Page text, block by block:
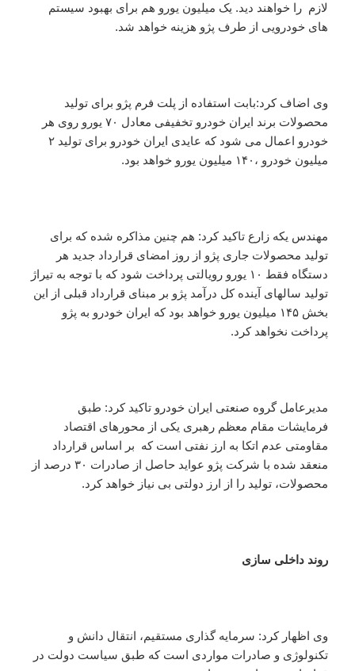
لازم را خواهند دید. یک میلیون یورو هم برای بهبود سیستم
های خودرویی از طرف پ‍ژو هزینه خواهد شد.
وی اضاف کرد:بابت استفاده از پلت فرم پژو برای تولید
محصولات برند ایران خودرو تخفیفی معادل ۷۰ یورو روی هر
خودرو اعمال می شود که عایدی ایران خودرو برای تولید ۲
میلیون خودرو ،۱۴۰ میلیون یورو خواهد بود.
مهندس یکه زارع تاکید کرد: هم چنین مذاکره شده که برای
تولید محصولات جاری پژو از روز امضای قرارداد جدید هر
دستگاه فقط ۱۰ یورو رویالتی پرداخت شود که با توجه به تیراژ
تولید سالهای آینده کل درآمد پژو بر مبنای قرارداد قبلی از این
بخش ۱۴۵ میلیون یورو خواهد بود که ایران خودرو به پژو
پرداخت نخواهد کرد.
مدیرعامل گروه صنعتی ایران خودرو تاکید کرد: طبق
فرمایشات مقام معظم رهبری یکی از محورهای اقتصاد
مقاومتی عدم اتکا به ارز نفتی است که بر اساس قرارداد
منعقد شده با شرکت پژو عواید حاصل از صادرات ۳۰ درصد از
محصولات،‌ تولید را از ارز دولتی بی نیاز خواهد کرد.
روند داخلی سازی
وی اظهار کرد: سرمایه گذاری مستقیم،‌ انتقال دانش و
تکنولوژی و صادرات مواردی است که طبق سیاست دولت در